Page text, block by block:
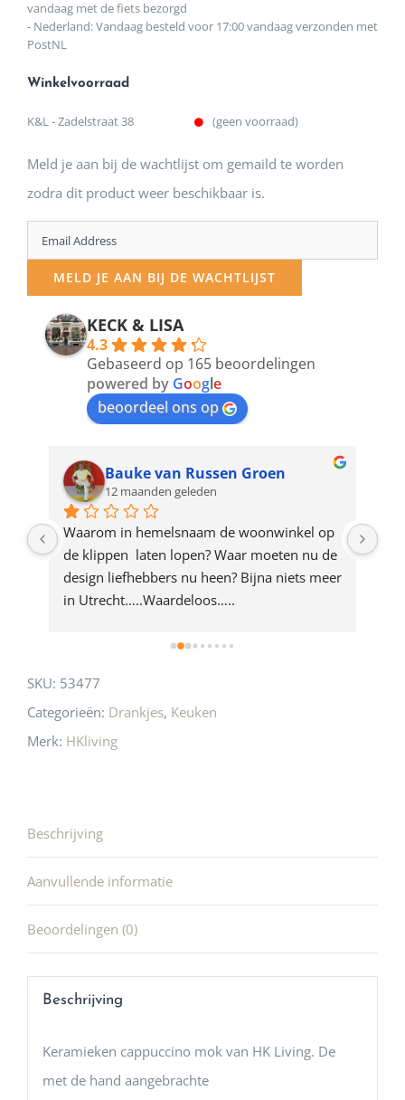
vandaag met de fiets bezorgd
- Nederland: Vandaag besteld voor 17:00 vandaag verzonden met
PostNL
Winkelvoorraad
K&L - Zadelstraat 38 (geen voorraad)
Meld je aan bij de wachtlijst om gemaild te worden
zodra dit product weer beschikbaar is.
Enter
your
email
address
product
MELD JE AAN BIJ DE WACHTLIJST
KECK & LISA
4.3
Gebaseerd op 165 beoordelingen
powered by Google
beoordeel ons op
Bauke van Russen Groen
12 maanden geleden
Waarom in hemelsnaam de woonwinkel op
de klippen  laten lopen? Waar moeten nu de
design liefhebbers nu heen? Bijna niets meer
in Utrecht…..Waardeloos…..
SKU: 53477
Categorieën: Drankjes, Keuken
Merk: HKliving
Beschrijving
Aanvullende informatie
Beoordelingen (0)
Beschrijving
Keramieken cappuccino mok van HK Living. De
met de hand aangebrachte